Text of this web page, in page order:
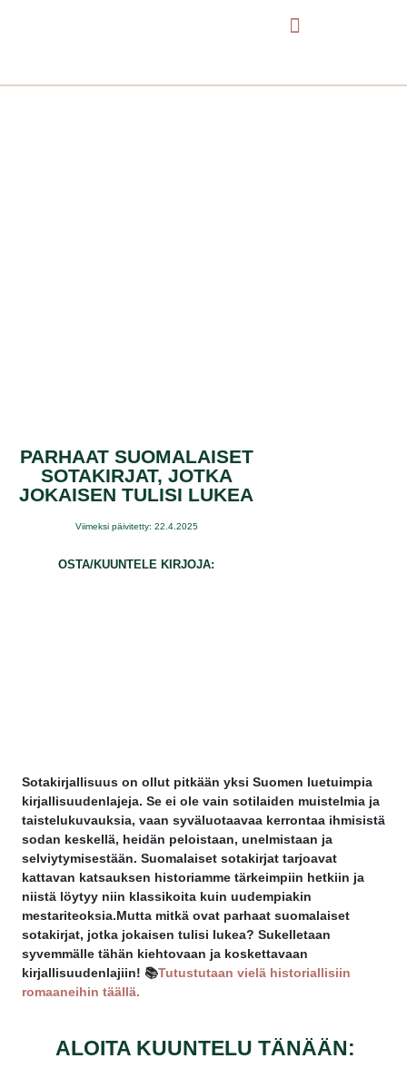
PARHAAT SUOMALAISET
SOTAKIRJAT, JOTKA
JOKAISEN TULISI LUKEA
Viimeksi päivitetty: 22.4.2025
OSTA/KUUNTELE KIRJOJA:
Sotakirjallisuus on ollut pitkään yksi Suomen luetuimpia
kirjallisuudenlajeja. Se ei ole vain sotilaiden muistelmia ja
taistelukuvauksia, vaan syväluotaavaa kerrontaa ihmisistä
sodan keskellä, heidän peloistaan, unelmistaan ja
selviytymisestään. Suomalaiset sotakirjat tarjoavat
kattavan katsauksen historiamme tärkeimpiin hetkiin ja
niistä löytyy niin klassikoita kuin uudempiakin
mestariteoksia.Mutta mitkä ovat parhaat suomalaiset
sotakirjat, jotka jokaisen tulisi lukea? Sukelletaan
syvemmälle tähän kiehtovaan ja koskettavaan
kirjallisuudenlajiin! 📚Tutustutaan vielä historiallisiin
romaaneihin täällä.
ALOITA KUUNTELU TÄNÄÄN: